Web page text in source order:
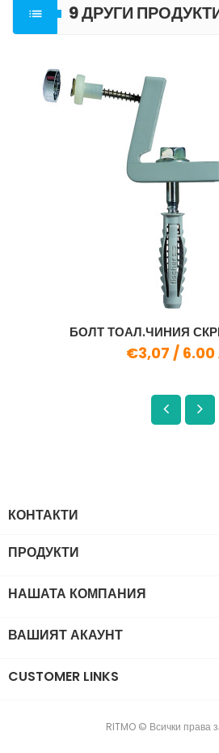

9 ДРУГИ
БОЛТ ТОАЛ.ЧИНИЯ
€3,07 / 6.00
КОНТАКТИ
ПРОДУКТИ
НАШАТА КОМПАНИЯ
ВАШИЯТ АКАУНТ
CUSTOMER LINKS
RITMO © Всички права